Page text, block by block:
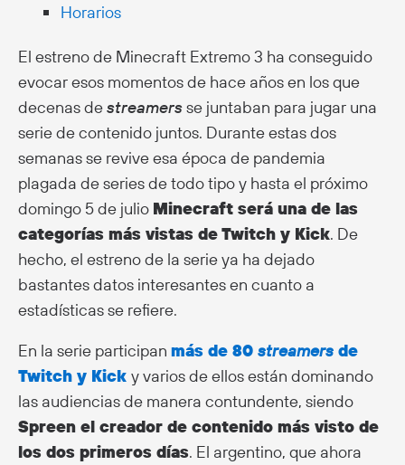
Horarios
El estreno de Minecraft Extremo 3 ha conseguido
evocar esos momentos de hace años en los que
decenas destreamersse juntaban para jugar una
serie de contenido juntos. Durante estas dos
semanas se revive esa época de pandemia
plagada de series de todo tipo y hasta el próximo
domingo 5 de julio Minecraft será una de las
categorías más vistas de Twitch y Kick. De
hecho, el estreno de la serie ya ha dejado
bastantes datos interesantes en cuanto a
estadísticas se refiere.
En la serie participan más de 80 streamers de
Twitch y Kick y varios de ellos están dominando
las audiencias de manera contundente, siendo
Spreen el creador de contenido más visto de
los dos primeros días. El argentino, que ahora